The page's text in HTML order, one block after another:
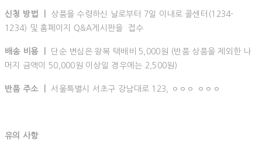
신청 방법 ㅣ 상품을 수령하신 날로부터 7일 이내로 콜센터(1234-
1234) 및 홈페이지 Q&A게시판을 접수
배송 비용 ㅣ
단순 변심은 왕복 택배비 5,000원 (반품 상품을 제외한 나
머지 금액이 50,000원 이상일 경우에는 2,500원)
반품 주소 ㅣ 서울특별시 서초구 강남대로 123, ㅇㅇㅇ ㅇㅇㅇ
유의 사항